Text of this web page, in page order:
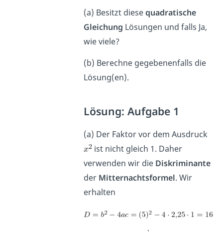
(a) Besitzt diesequadratische
Gleichung Lösungen und falls Ja,
wie viele?
(b) Berechne gegebenenfalls die
Lösung(en).
Lösung: Aufgabe 1
(a) Der Faktor vor dem Ausdruck
ist nicht gleich 1. Daher
verwenden wir die Diskriminante
der Mitternachtsformel. Wir
erhalten
.